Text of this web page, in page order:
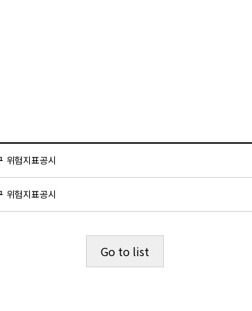
위험지표공시
위험지표공시
Go to list